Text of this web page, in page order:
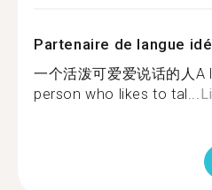
Partenaire de langue
一个活泼可爱爱说话的人
person who likes to tal...